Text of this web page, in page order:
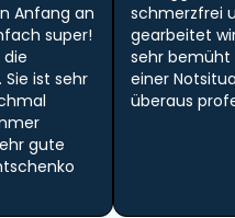
Anfang an
super!
ist sehr
gute
schmerzfrei
gearbeitet
sehr bemüht
einer
überaus